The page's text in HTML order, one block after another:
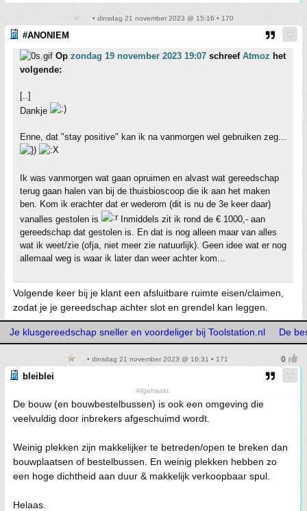
• dinsdag 21 november 2023 @ 15:16 • 170
#ANONIEM
Op zondag 19 november 2023 19:07 schreef Atmoz het
volgende:
[..]
Dankje
Enne, dat "stay positive" kan ik na vanmorgen wel gebruiken zeg...
Ik was vanmorgen wat gaan opruimen en alvast wat gereedschap
terug gaan halen van bij de thuisbioscoop die ik aan het maken
ben. Kom ik erachter dat er wederom (dit is nu de 3e keer daar)
vanalles gestolen is
Inmiddels zit ik rond de € 1000,- aan
gereedschap dat gestolen is. En dat is nog alleen maar van alles
wat ik weet/zie (ofja, niet meer zie natuurlijk). Geen idee wat er nog
allemaal weg is waar ik later dan weer achter kom...
Volgende keer bij je klant een afsluitbare ruimte eisen/claimen,
zodat je je gereedschap achter slot en grendel kan leggen.
Je klusgereedschap sneller en voordeliger bij Toolstation.nl De
• dinsdag 21 november 2023 @ 16:31 • 171
bleiblei
Afgehaakt.
De bouw (en bouwbestelbussen) is ook een omgeving die
veelvuldig door inbrekers afgeschuimd wordt.
Weinig plekken zijn makkelijker te betreden/open te breken dan
bouwplaatsen of bestelbussen. En weinig plekken hebben zo
een hoge dichtheid aan duur & makkelijk verkoopbaar spul.
Helaas.